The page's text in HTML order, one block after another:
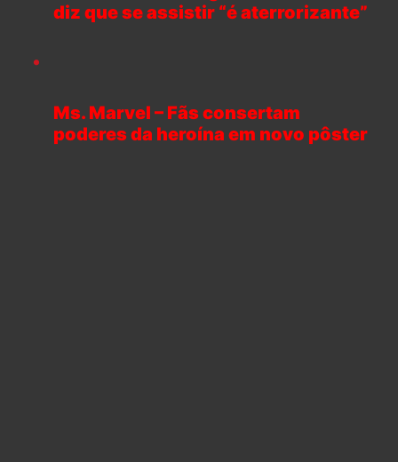
diz que se assistir “é aterrorizante”
Ms. Marvel – Fãs consertam
poderes da heroína em novo pôster